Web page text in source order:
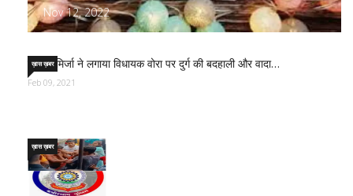
Nov 12, 2022
साजिद मिर्जा ने लगाया विधायक वोरा पर दुर्ग की बदहाली और वादा…
ख़ास ख़बर
Feb 09, 2021
ख़ास ख़बर